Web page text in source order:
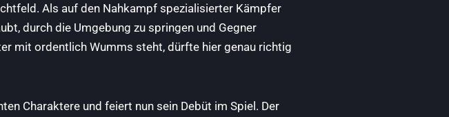
Als auf den Nahkampf spezialisierter Kämpfer
durch die Umgebung zu springen und Gegner
mit ordentlich Wumms steht, dürfte hier genau richtig
Charaktere und feiert nun sein Debüt im Spiel. Der